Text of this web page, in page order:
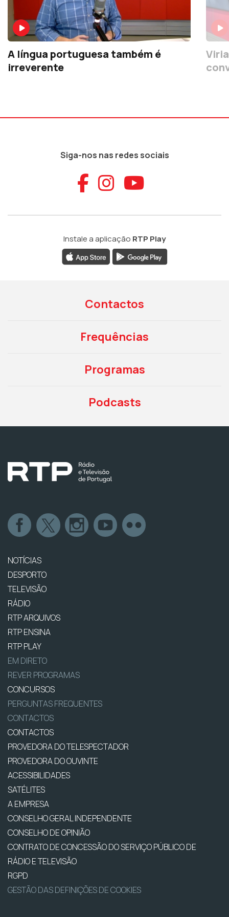
A língua portuguesa também é
irreverente
Siga-nos nas redes sociais
Aceder ao
Aceder ao
Aceder
Instale a aplicação RTP Play
Contactos
Frequências
Programas
Podcasts
NOTÍCIAS
DESPORTO
TELEVISÃO
RÁDIO
RTP ARQUIVOS
RTP ENSINA
RTP PLAY
EM DIRETO
REVER PROGRAMAS
CONCURSOS
PERGUNTAS FREQUENTES
CONTACTOS
CONTACTOS
PROVEDORA DO TELESPECTADOR
PROVEDORA DO OUVINTE
ACESSIBILIDADES
SATÉLITES
A EMPRESA
CONSELHO GERAL INDEPENDENTE
CONSELHO DE OPINIÃO
CONTRATO DE CONCESSÃO DO SERVIÇO PÚBLICO DE
RÁDIO E TELEVISÃO
RGPD
GESTÃO DAS DEFINIÇÕES DE COOKIES